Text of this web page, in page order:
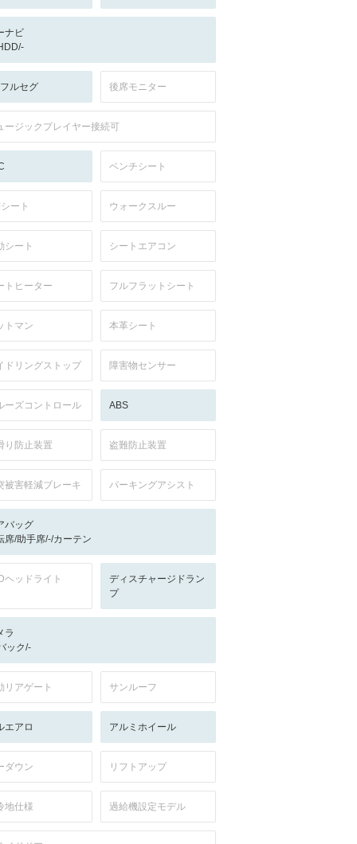
ナビ
ルセグ 後席モニター
ージックプレイヤー接続可
ベンチシート
ート ウォークスルー
シート シートエアコン
トヒーター フルフラットシート
トマン 本革シート
ドリングストップ 障害物センサー
ーズコントロール ABS
り防止装置 盗難防止装置
被害軽減ブレーキ パーキングアシスト
バッグ
席/助手席/-/カーテン
ヘッドライト
ディスチャージドラン
プ
ラ
ック/-
リアゲート サンルーフ
エアロ アルミホイール
ダウン リフトアップ
地仕様 過給機設定モデル